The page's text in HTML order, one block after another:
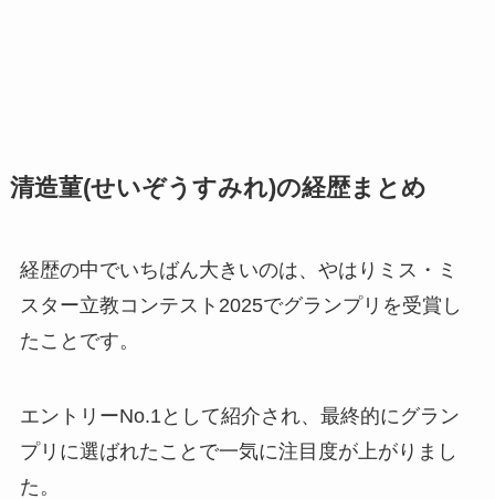
清造菫(せいぞうすみれ)の経歴まとめ
経歴の中でいちばん大きいのは、やはりミス・ミ
スター立教コンテスト2025でグランプリを受賞し
たことです。
エントリーNo.1として紹介され、最終的にグラン
プリに選ばれたことで一気に注目度が上がりまし
た。